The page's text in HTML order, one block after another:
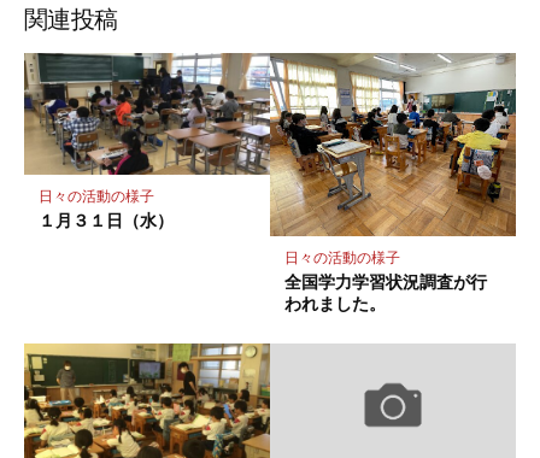
ア
ク
マ
ー
ク
に
存
関連投稿
日々の活動の様子
１月３１日（水）
日々の活動の様子
全国学力学習状況調査が行
われました。